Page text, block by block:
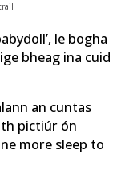
le bogha
bheag ina cuid
an cuntas
pictiúr ón
more sleep to